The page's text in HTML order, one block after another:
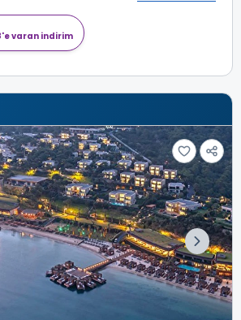
varan indirim